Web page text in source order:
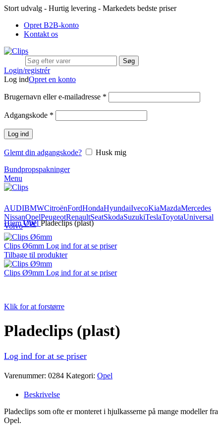
Stort udvalg - Hurtig levering - Markedets bedste priser
Opret B2B-konto
Kontakt os
Søg
Login/registrér
Log indOpret en konto
Brugernavn eller e-mailadresse *
Adgangskode *
Log ind
Glemt din adgangskode?
Husk mig
Bundpropspakninger
Menu
AUDIBMWCitroënFordHondaHyundaiIvecoKiaMazdaMercedes
NissanOpelPeugeotRenaultSeatSkodaSuzukiTeslaToyotaUniversal
VolvoVW
HjemOpelPladeclips (plast)
Clips Ø6mm Log ind for at se priser
Tilbage til produkter
Clips Ø9mm Log ind for at se priser
Klik for at forstørre
Pladeclips (plast)
Log ind for at se priser
Varenummer: 0284 Kategori: Opel
Beskrivelse
Pladeclips som ofte er monteret i hjulkasserne på mange modeller fra
Opel.